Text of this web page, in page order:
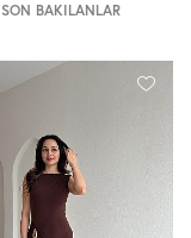
SON BAKILANLAR